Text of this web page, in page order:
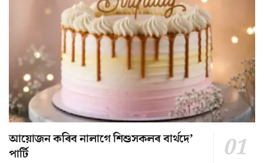
আয়োজন কৰিব নালাগে শিশুসকলৰ বাৰ্থদে’
পাৰ্টি